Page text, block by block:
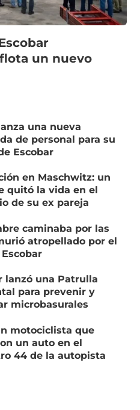
un nuevo
una nueva
de personal para su
Escobar
en Maschwitz: un
quitó la vida en el
de su ex pareja
caminaba por las
atropellado por el
lanzó una Patrulla
para prevenir y
microbasurales
motociclista que
un auto en el
44 de la autopista